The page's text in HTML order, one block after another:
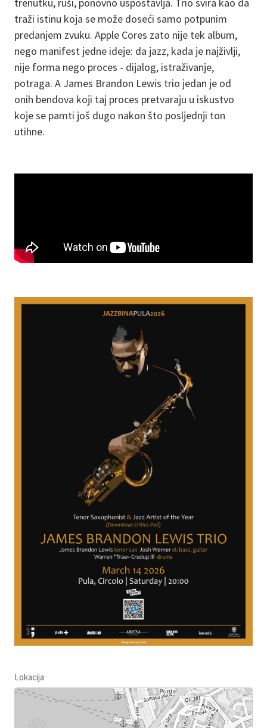
traži istinu koja se može doseći samo potpunim
predanjem zvuku. Apple Cores zato nije tek album,
nego manifest jedne ideje: da jazz, kada je najživlji,
nije forma nego proces - dijalog, istraživanje,
potraga. A James Brandon Lewis trio jedan je od
onih bendova koji taj proces pretvaraju u iskustvo
koje se pamti još dugo nakon što posljednji ton
utihne.
Lokacija